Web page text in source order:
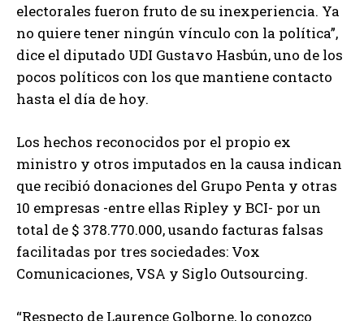
electorales fueron fruto de su inexperiencia. Ya
no quiere tener ningún vínculo con la política”,
dice el diputado UDI Gustavo Hasbún, uno de los
pocos políticos con los que mantiene contacto
hasta el día de hoy.
Los hechos reconocidos por el propio ex
ministro y otros imputados en la causa indican
que recibió donaciones del Grupo Penta y otras
10 empresas -entre ellas Ripley y BCI- por un
total de $ 378.770.000, usando facturas falsas
facilitadas por tres sociedades: Vox
Comunicaciones, VSA y Siglo Outsourcing.
“Respecto de Laurence Golborne, lo conozco